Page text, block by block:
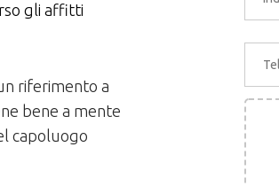
gli affitti
riferimento a
bene a mente
capoluogo